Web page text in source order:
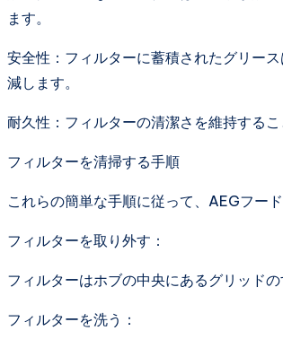
ます。
安全性：フィルターに蓄積されたグリー
減します。
耐久性：フィルターの清潔さを維持する
フィルターを清掃する手順
これらの簡単な手順に従って、AEGフー
フィルターを取り外す：
フィルターはホブの中央にあるグリッド
フィルターを洗う：